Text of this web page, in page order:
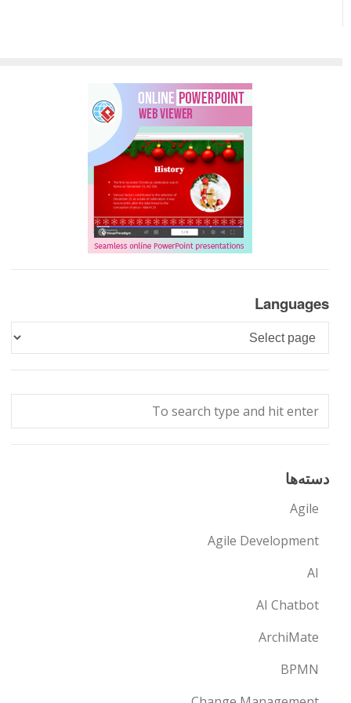
Languages
Languages
دسته‌ها
Agile
Agile Development
AI
AI Chatbot
ArchiMate
BPMN